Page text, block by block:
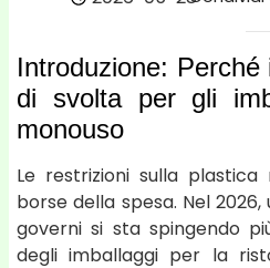
Introduzione:
di svolta per gli
monouso
Le restrizioni sulla
borse della spesa. Nel
governi si sta spingendo
degli imballaggi per la